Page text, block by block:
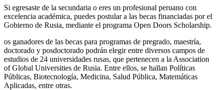
Si egresaste de la secundaria o eres un profesional peruano con
excelencia académica, puedes postular a las becas financiadas por el
Gobierno de Rusia, mediante el programa Open Doors Scholarship.
os ganadores de las becas para programas de pregrado, maestría,
doctorado y posdoctorado podrán elegir entre diversos campos de
estudios de 24 universidades rusas, que pertenecen a la Association
of Global Universities de Rusia. Entre ellos, se hallan Políticas
Públicas, Biotecnología, Medicina, Salud Pública, Matemáticas
Aplicadas, entre otras.